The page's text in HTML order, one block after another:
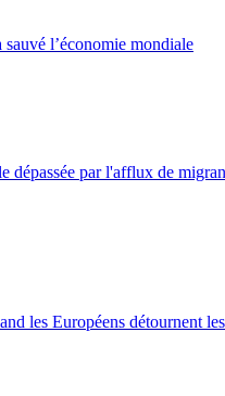
l’économie mondiale
dépassée par l'afflux de
les Européens détournent